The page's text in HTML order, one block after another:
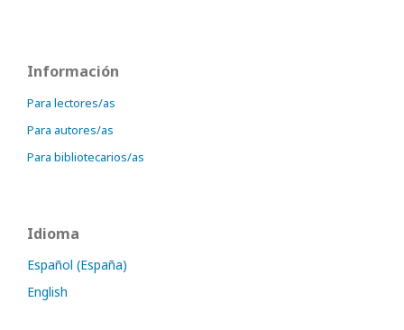
Información
Para lectores/as
Para autores/as
Para bibliotecarios/as
Idioma
Español (España)
English